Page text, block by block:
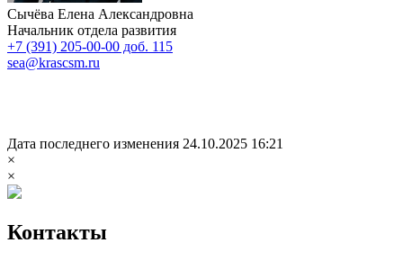
Сычёва Елена Александровна
Начальник отдела развития
+7 (391) 205-00-00 доб. 115
sea@krascsm.ru
Дата последнего изменения 24.10.2025 16:21
×
×
Контакты